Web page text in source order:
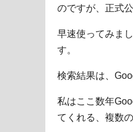
のですが、正式
早速使ってみま
す。
検索結果は、
私はここ数年
てくれる、複数